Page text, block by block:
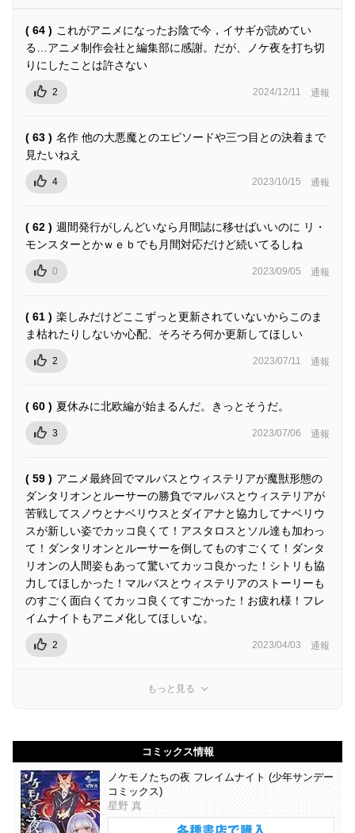
( 64 ) これがアニメになったお陰で今，イサギが読めてい
る…アニメ制作会社と編集部に感謝。だが、ノケ夜を打ち切
りにしたことは許さない
2 2024/12/11 通報
( 63 ) 名作 他の大悪魔とのエピソードや三つ目との決着まで
見たいねえ
4 2023/10/15 通報
( 62 ) 週間発行がしんどいなら月間誌に移せばいいのに リ・
モンスターとかｗｅｂでも月間対応だけど続いてるしね
0 2023/09/05 通報
( 61 ) 楽しみだけどここずっと更新されていないからこのま
ま枯れたりしないか心配、そろそろ何か更新してほしい
2 2023/07/11 通報
( 60 ) 夏休みに北欧編が始まるんだ。きっとそうだ。
3 2023/07/06 通報
( 59 ) アニメ最終回でマルバスとウィステリアが魔獣形態の
ダンタリオンとルーサーの勝負でマルバスとウィステリアが
苦戦してスノウとナベリウスとダイアナと協力してナベリウ
スが新しい姿でカッコ良くて！アスタロスとソル達も加わっ
て！ダンタリオンとルーサーを倒してものすごくて！ダンタ
リオンの人間姿もあって驚いてカッコ良かった！シトリも協
力してほしかった！マルバスとウィステリアのストーリーも
のすごく面白くてカッコ良くてすごかった！お疲れ様！フレ
イムナイトもアニメ化してほしいな。
2 2023/04/03 通報
もっと見る
コミックス情報
ノケモノたちの夜 フレイムナイト (少年サンデー
コミックス)
星野 真